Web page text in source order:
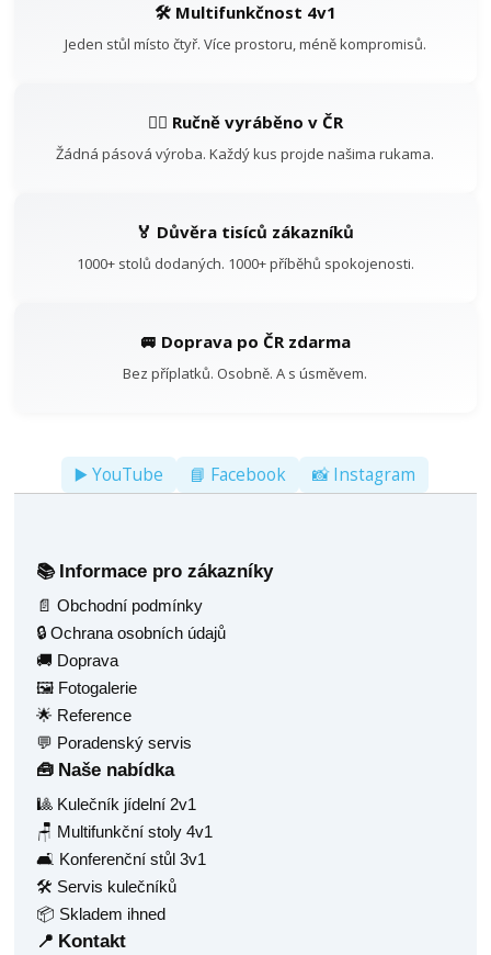
🛠️ Multifunkčnost 4v1
Jeden stůl místo čtyř. Více prostoru, méně kompromisů.
👷‍♂️ Ručně vyráběno v ČR
Žádná pásová výroba. Každý kus projde našima rukama.
🏅 Důvěra tisíců zákazníků
1000+ stolů dodaných. 1000+ příběhů spokojenosti.
🚐 Doprava po ČR zdarma
Bez příplatků. Osobně. A s úsměvem.
▶️ YouTube 📘 Facebook 📸 Instagram
📚 Informace pro zákazníky
📄 Obchodní podmínky
🔒 Ochrana osobních údajů
🚚 Doprava
🖼️ Fotogalerie
🌟 Reference
💬 Poradenský servis
🧰 Naše nabídka
🎱 Kulečník jídelní 2v1
🪑 Multifunkční stoly 4v1
🛋️ Konferenční stůl 3v1
🛠️ Servis kulečníků
📦 Skladem ihned
📍 Kontakt